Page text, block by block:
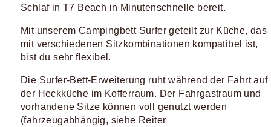
Schlaf in T7 Beach in Minutenschnelle bereit.
Mit unserem Campingbett Surfer geteilt zur Küche, das
mit verschiedenen Sitzkombinationen kompatibel ist,
bist du sehr flexibel.
Die Surfer-Bett-Erweiterung ruht während der Fahrt auf
der Heckküche im Kofferraum. Der Fahrgastraum und
vorhandene Sitze können voll genutzt werden
(fahrzeugabhängig, siehe Reiter